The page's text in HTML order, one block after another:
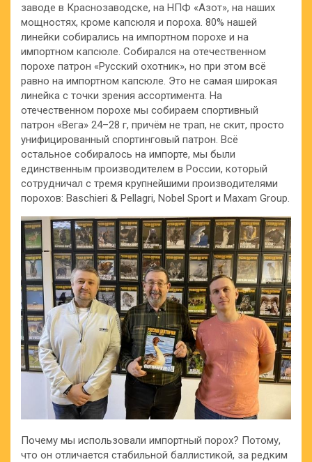
заводе в Краснозаводске, на НПФ «Азот», на наших
мощностях, кроме капсюля и пороха. 80% нашей
линейки собирались на импортном порохе и на
импортном капсюле. Собирался на отечественном
порохе патрон «Русский охотник», но при этом всё
равно на импортном капсюле. Это не самая широкая
линейка с точки зрения ассортимента. На
отечественном порохе мы собираем спортивный
патрон «Вега» 24–28 г, причём не трап, не скит, просто
унифицированный спортинговый патрон. Всё
остальное собиралось на импорте, мы были
единственным производителем в России, который
сотрудничал с тремя крупнейшими производителями
порохов: Baschieri & Pellagri, Nobеl Sport и Maxam Group.
Почему мы использовали импортный порох? Потому,
что он отличается стабильной баллистикой, за редким